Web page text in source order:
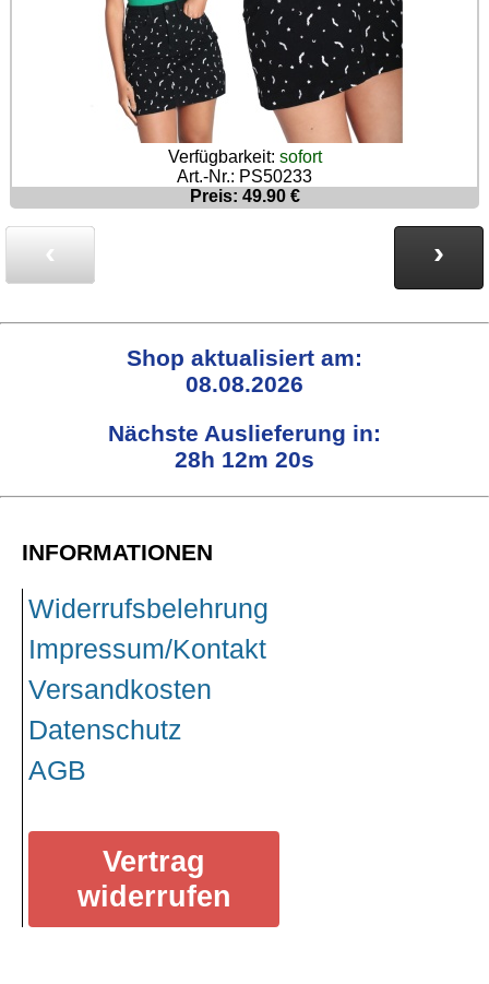
Verfügbarkeit: sofort
Art.-Nr.: PS50233
Preis: 49.90 €
‹ ›
Shop aktualisiert am:
08.08.2026
Nächste Auslieferung in:
28h 12m 19s
INFORMATIONEN
Widerrufsbelehrung
Impressum/Kontakt
Versandkosten
Datenschutz
AGB
Vertrag
widerrufen